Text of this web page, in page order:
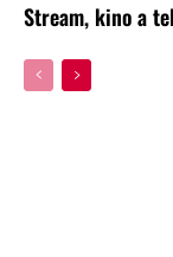
Stream, kino a